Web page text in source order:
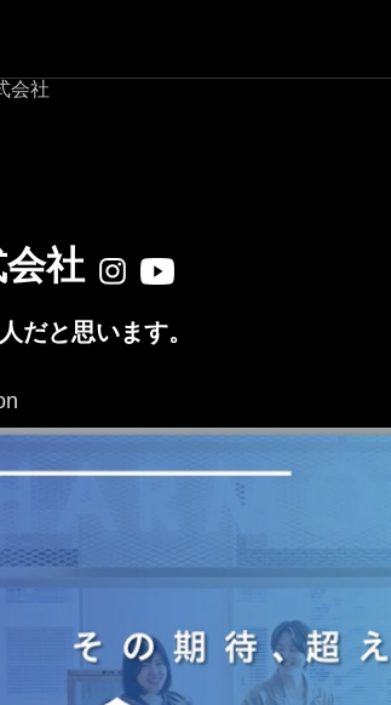
会社
社
だと思います。
にはプロフィール画像のアップロ
プロフィール編集する
ログインする